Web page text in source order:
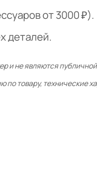
от 3000 ₽).
деталей.
не являются
товару, технические